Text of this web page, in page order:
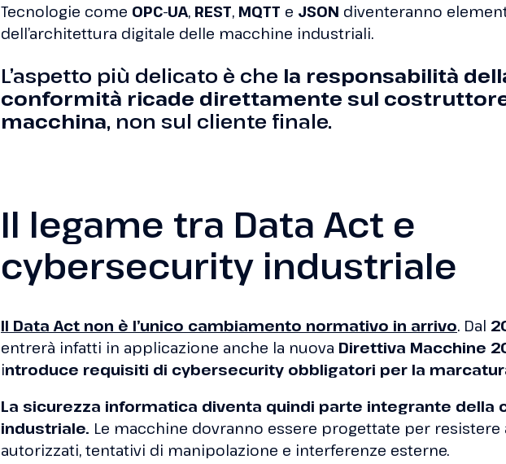
Tecnologie come OPC-UA, REST, MQTT e JSON diventeranno
dell’architettura digitale delle macchine industriali.
L’aspetto più delicato è che la responsabilità
conformità ricade direttamente sul
macchina, non sul cliente finale.
Il legame tra Data Act e
cybersecurity industriale
Il Data Act non è l’unico cambiamento normativo in arrivo. Dal
entrerà infatti in applicazione anche la nuova Direttiva Macchine
introduce requisiti di cybersecurity obbligatori per la
La sicurezza informatica diventa quindi parte integrante della
industriale. Le macchine dovranno essere progettate per resistere
autorizzati, tentativi di manipolazione e interferenze esterne.